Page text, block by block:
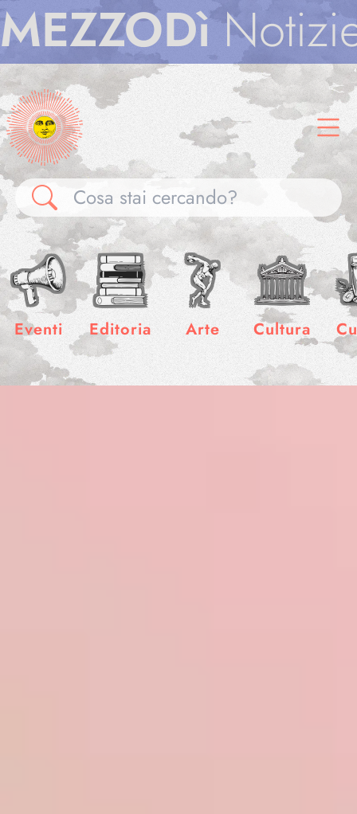
Notizie
Gallerie
Notizie
Shop
Eventi Editoria Arte Cultura